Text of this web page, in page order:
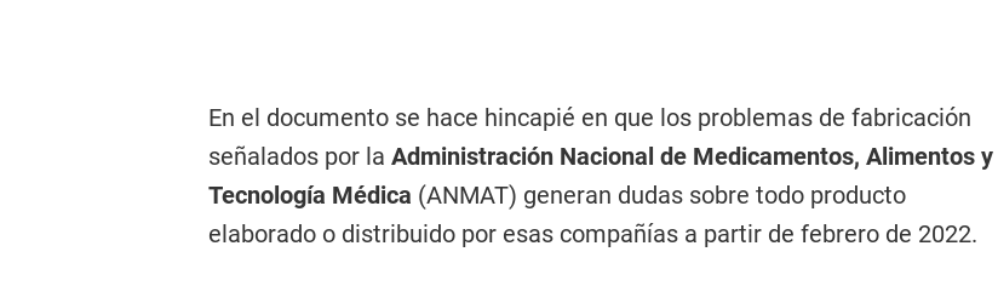
En el documento se hace hincapié en que los problemas de fabricación
señalados por la Administración Nacional de Medicamentos, Alimentos y
Tecnología Médica (ANMAT) generan dudas sobre todo producto
elaborado o distribuido por esas compañías a partir de febrero de 2022.